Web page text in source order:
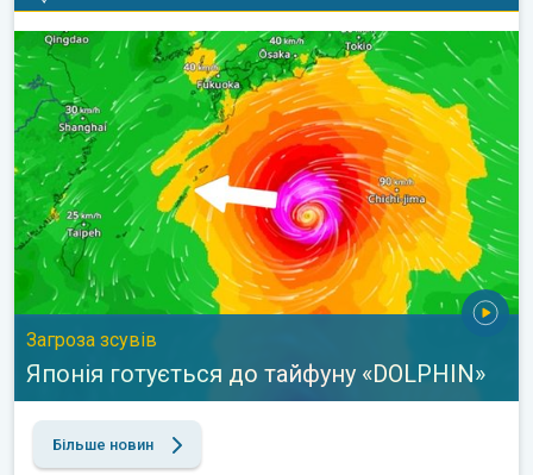
Японія готується до тайфуну «DOLPHIN». Загроза зсувів. . .
Загроза зсувів
Японія готується до тайфуну «DOLPHIN»
Більше новин